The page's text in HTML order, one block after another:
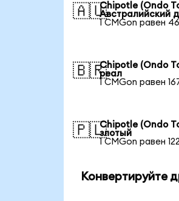
🇦🇺Chipotle (Ondo
Австралийский
1 CMGon равен
🇧🇷Chipotle (Ondo
реал
1 CMGon равен
🇵🇱Chipotle (Ondo
злотый
1 CMGon равен
Конвертируйте